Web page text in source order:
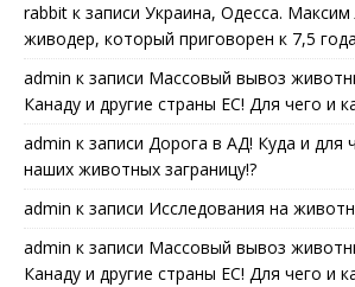
rabbit к записи Украина, Одесса.
живодер, который приговорен к 7,5
admin к записи Массовый вывоз
Канаду и другие страны ЕС! Для чего и
admin к записи Дорога в АД! Куда и для
наших животных заграницу!?
admin к записи Исследования на
admin к записи Массовый вывоз
Канаду и другие страны ЕС! Для чего и